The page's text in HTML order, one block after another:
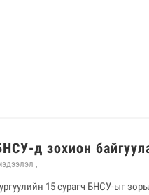
д зохион
,
15 сурагч БНСУ-ыг